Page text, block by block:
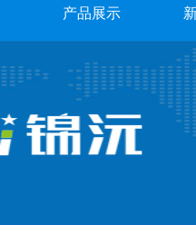
产品展示